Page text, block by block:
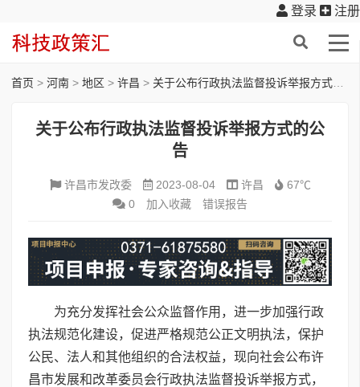
登录 注册
首页 > 河南 > 地区 > 许昌 > 关于公布行政执法监督投诉举报方式的公告
关于公布行政执法监督投诉举报方式的公
告
许昌市发改委 2023-08-04 许昌
67℃
0
加入收藏 错误报告
为充分发挥社会公众监督作用，进一步加强行政
执法规范化建设，促进严格规范公正文明执法，保护
公民、法人和其他组织的合法权益，现向社会公布许
昌市发展和改革委员会行政执法监督投诉举报方式，